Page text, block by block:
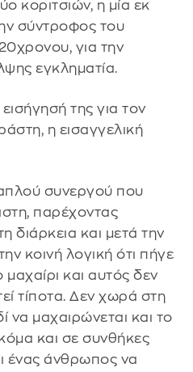
κοριτσιών, η μία εκ
σύντροφος του
για την
εγκληματία.
της για τον
η εισαγγελική
συνεργού που
παρέχοντας
διάρκεια και μετά την
κοινή λογική ότι πήγε
και αυτός δεν
τίποτα. Δεν χωρά στη
να μαχαιρώνεται και το
και σε συνθήκες
ένας άνθρωπος να